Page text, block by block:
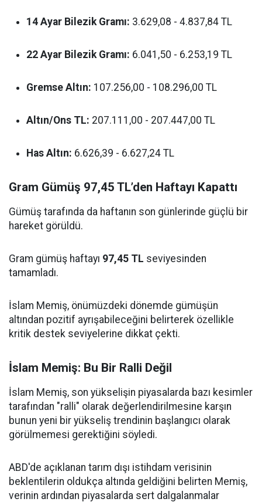
14 Ayar Bilezik Gramı: 3.629,08 - 4.837,84 TL
22 Ayar Bilezik Gramı: 6.041,50 - 6.253,19 TL
Gremse Altın: 107.256,00 - 108.296,00 TL
Altın/Ons TL: 207.111,00 - 207.447,00 TL
Has Altın: 6.626,39 - 6.627,24 TL
Gram Gümüş 97,45 TL’den Haftayı Kapattı
Gümüş tarafında da haftanın son günlerinde güçlü bir
hareket görüldü.
Gram gümüş haftayı 97,45 TL seviyesinden
tamamladı.
İslam Memiş, önümüzdeki dönemde gümüşün
altından pozitif ayrışabileceğini belirterek özellikle
kritik destek seviyelerine dikkat çekti.
İslam Memiş: Bu Bir Ralli Değil
İslam Memiş, son yükselişin piyasalarda bazı kesimler
tarafından "ralli" olarak değerlendirilmesine karşın
bunun yeni bir yükseliş trendinin başlangıcı olarak
görülmemesi gerektiğini söyledi.
ABD'de açıklanan tarım dışı istihdam verisinin
beklentilerin oldukça altında geldiğini belirten Memiş,
verinin ardından piyasalarda sert dalgalanmalar